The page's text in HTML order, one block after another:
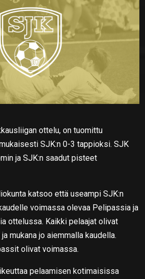
ottelu, on tuomittu
SJK:n 0-3 tappioksi. SJK
ja SJK:n saadut pisteet
katsoo että useampi SJK:n
voimassa olevaa Pelipassia ja
ottelussa. Kaikki pelaajat olivat
mukana jo aiemmalla kaudella.
olivat voimassa.
pelaamisen kotimaisissa